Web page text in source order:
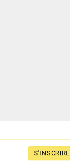
S'INSCRIRE